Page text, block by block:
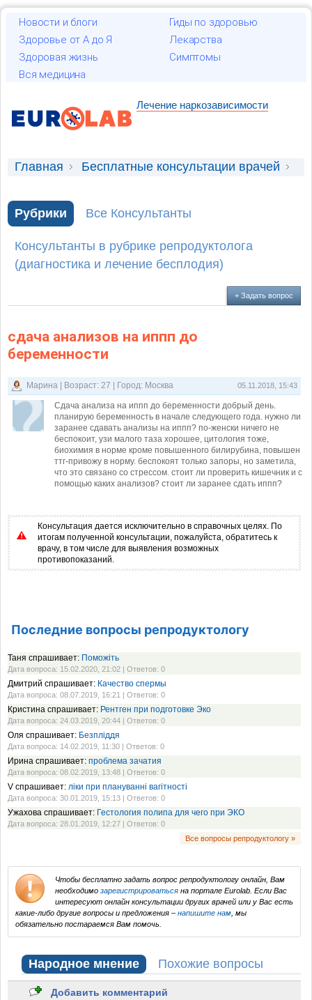
Новости и блоги
Гиды по здоровью
Здоровье от А до Я
Лекарства
Здоровая жизнь
Симптомы
Вся медицина
Лечение наркозависимости
Главная
Бесплатные консультации врачей
лечение бесплодия)
сдача анализов на иппп до беременности
Рубрики Все Консультанты
Консультанты в рубрике репродуктолога
(диагностика и лечение бесплодия)
+ Задать вопрос
сдача анализов на иппп до
беременности
05.11.2018, 15:43
Марина | Возраст: 27 | Город: Москва
Сдача анализа на иппп до беременности добрый день.
планирую беременность в начале следующего года. нужно ли
заранее сдавать анализы на иппп? по-женски ничего не
беспокоит, узи малого таза хорошее, цитология тоже,
биохимия в норме кроме повышенного билирубина, повышен
ттг-привожу в норму. беспокоят только запоры, но заметила,
что это связано со стрессом. стоит ли проверить кишечник и с
помощью каких анализов? стоит ли заранее сдать иппп?
Консультация дается исключительно в справочных целях. По
итогам полученной консультации, пожалуйста, обратитесь к
врачу, в том числе для выявления возможных
противопоказаний.
Последние вопросы репродуктологу
Таня спрашивает: Поможіть
Дата вопроса: 15.02.2020, 21:02 | Ответов: 0
Дмитрий спрашивает: Качество спермы
Дата вопроса: 08.07.2019, 16:21 | Ответов: 0
Кристина спрашивает: Рентген при подготовке Эко
Дата вопроса: 24.03.2019, 20:44 | Ответов: 0
Оля спрашивает: Безпліддя
Дата вопроса: 14.02.2019, 11:30 | Ответов: 0
Ирина спрашивает: проблема зачатия
Дата вопроса: 08.02.2019, 13:48 | Ответов: 0
V спрашивает: ліки при плануванні вагітності
Дата вопроса: 30.01.2019, 15:13 | Ответов: 0
Ужахова спрашивает: Гестология полипа для чего при ЭКО
Дата вопроса: 28.01.2019, 12:27 | Ответов: 0
Все вопросы репродуктологу »
Чтобы бесплатно задать вопрос репродуктологу онлайн, Вам
необходимо зарегистрироваться на портале Eurolab. Если Вас
интересуют онлайн консультации других врачей или у Вас есть
какие-либо другие вопросы и предложения – напишите нам , мы
обязательно постараемся Вам помочь.
Народное мнение Похожие вопросы
Добавить комментарий